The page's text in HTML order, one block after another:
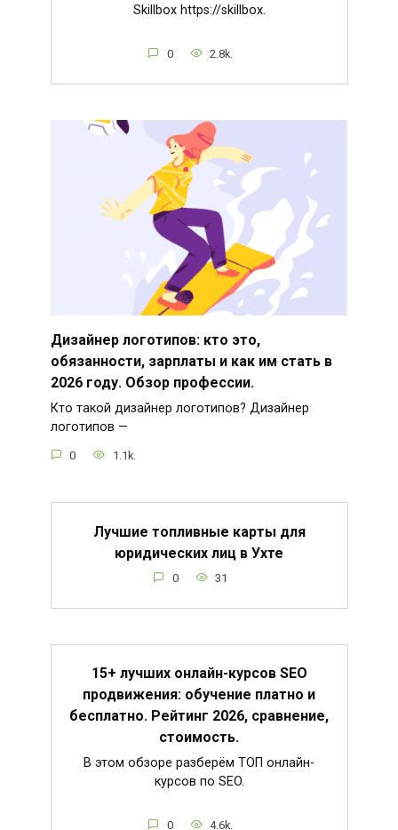
Skillbox https://skillbox.
0 2.8k.
Дизайнер логотипов: кто это,
обязанности, зарплаты и как им стать в
2026 году. Обзор профессии.
Кто такой дизайнер логотипов? Дизайнер
логотипов —
0 1.1k.
Лучшие топливные карты для
юридических лиц в Ухте
0 31
15+ лучших онлайн-курсов SEO
продвижения: обучение платно и
бесплатно. Рейтинг 2026, сравнение,
стоимость.
В этом обзоре разберём ТОП онлайн-
курсов по SEO.
0 4.6k.